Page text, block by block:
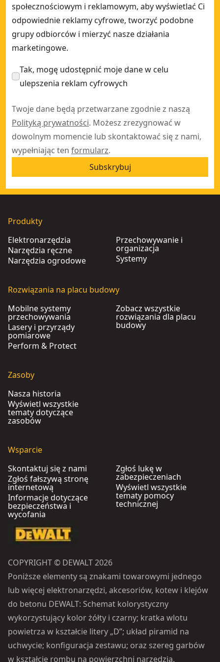
społecznościowym i reklamowym, aby wyświetlać Ci
odpowiednie reklamy cyfrowe, tworzyć podobne
grupy odbiorców i mierzyć nasze działania
marketingowe.
Tak, mogę udostępnić moje dane w celu
ulepszenia reklam cyfrowych
Twoje dane będą przetwarzane zgodnie z naszą
Polityką prywatności. Możesz zrezygnować w
dowolnym momencie lub skontaktować się z nami,
wypełniając ten formularz.
Subskrybuj
Produkty
Elektronarzędzia
Narzędzia ręczne
Narzędzia ogrodowe
Przechowywanie i
organizacja
Systemy
Rozwiązania na placu budowy
Mobilne systemy
przechowywania
Lasery i przyrządy
pomiarowe
Perform & Protect
Zobacz wszystkie
rozwiązania dla placu
budowy
Zasoby
Nasza historia
Wyświetl wszystkie
tematy dotyczące
zasobów
Wsparcie
Skontaktuj się z nami
Zgłoś fałszywą stronę
internetową
Informacje dotyczące
bezpieczeństwa i
wycofania
Zgłoś lukę w
zabezpieczeniach
Wyświetl wszystkie
tematy pomocy
technicznej
COPYRIGHT © DEWALT 2026
Poniższe elementy są znakami towarowymi jednego
lub więcej elektronarzędzi, akcesoriów, kotew i klejów
do betonu DEWALT: Schemat kolorystyczny
wykorzystujący kolor żółty i czarny; kratka wlotu
powietrza w kształcie litery „D”; układ piramid na
uchwycie; konfiguracja zestawu; oraz szereg garbów
w kształcie rombu na powierzchni narzędzia.